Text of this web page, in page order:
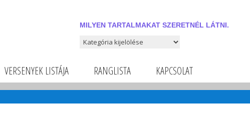
MILYEN TARTALMAKAT SZERETNÉL LÁTNI.
Milyen tartalmakat szeretnél látni.
VERSENYEK LISTÁJA RANGLISTA KAPCSOLAT